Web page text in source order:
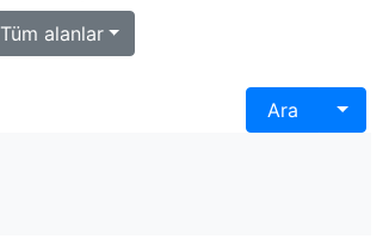
Tüm alanlar
Ara